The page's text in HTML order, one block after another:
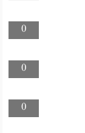
0
0
0